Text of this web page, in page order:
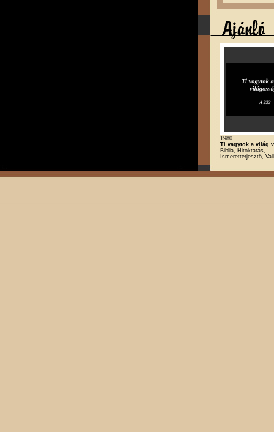
1980
Ti vagytok a világ
Biblia, Hitoktatás,
Ismeretterjesztő,